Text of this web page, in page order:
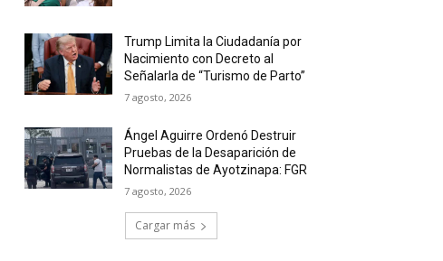
Trump Limita la Ciudadanía por
Nacimiento con Decreto al
Señalarla de “Turismo de Parto”
7 agosto, 2026
Ángel Aguirre Ordenó Destruir
Pruebas de la Desaparición de
Normalistas de Ayotzinapa: FGR
7 agosto, 2026
Cargar más